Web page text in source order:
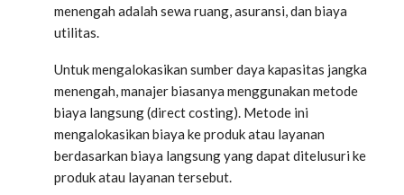
menengah adalah sewa ruang, asuransi, dan biaya
utilitas.
Untuk mengalokasikan sumber daya kapasitas jangka
menengah, manajer biasanya menggunakan metode
biaya langsung (direct costing). Metode ini
mengalokasikan biaya ke produk atau layanan
berdasarkan biaya langsung yang dapat ditelusuri ke
produk atau layanan tersebut.